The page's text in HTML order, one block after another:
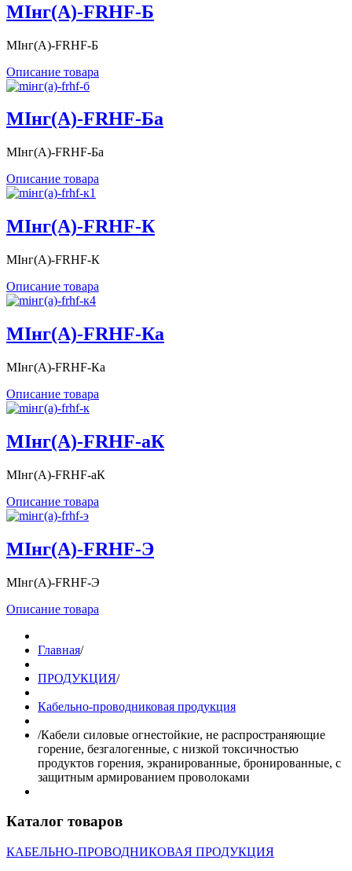
MIнг(А)-FRHF-Б
MIнг(А)-FRHF-Б
Описание товара
MIнг(А)-FRHF-Ба
MIнг(А)-FRHF-Ба
Описание товара
MIнг(А)-FRHF-К
MIнг(А)-FRHF-К
Описание товара
MIнг(А)-FRHF-Ка
MIнг(А)-FRHF-Ка
Описание товара
MIнг(А)-FRHF-аК
MIнг(А)-FRHF-аК
Описание товара
MIнг(А)-FRHF-Э
MIнг(А)-FRHF-Э
Описание товара
Главная/
ПРОДУКЦИЯ/
Кабельно-проводниковая продукция
/Кабели силовые огнестойкие, не распространяющие
горение, безгалогенные, с низкой токсичностью
продуктов горения, экранированные, бронированные, с
защитным армированием проволоками
Каталог товаров
КАБЕЛЬНО-ПРОВОДНИКОВАЯ ПРОДУКЦИЯ